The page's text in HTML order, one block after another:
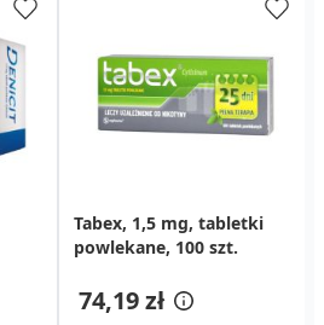
Tabex, 1,5 mg, tabletki
powlekane, 100 szt.
74,19 zł